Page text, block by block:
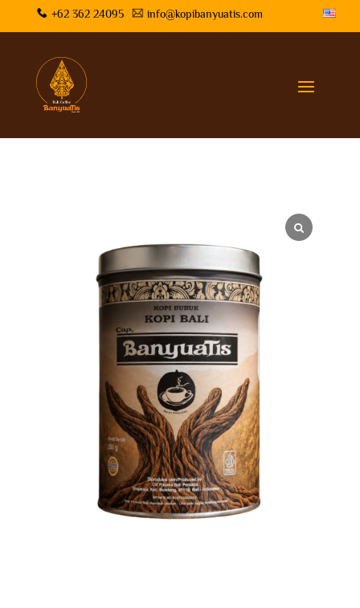
+62 362 24095 info@kopibanyuatis.com